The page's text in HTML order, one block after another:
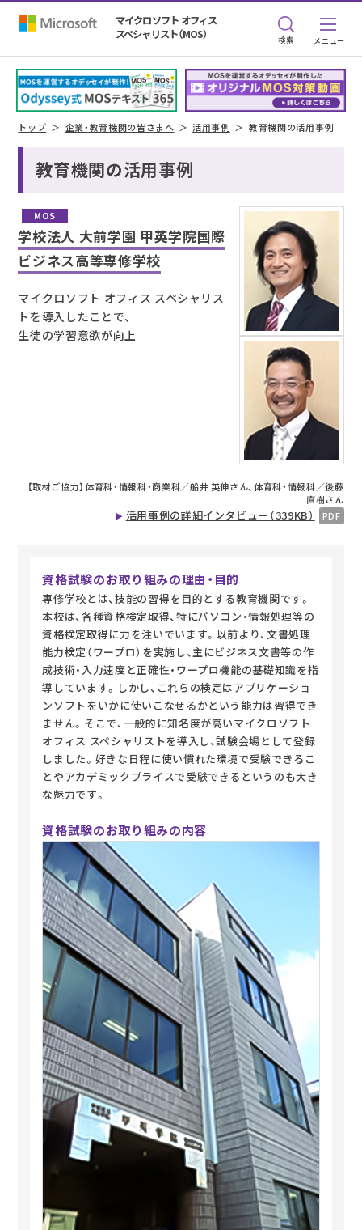
マイクロソフト オフィス
スペシャリスト（MOS）
検索
トップ 企業・教育機関の皆さまへ 活用事例 教育機関の活用事例
教育機関の活用事例
MOS
学校法人 大前学園 甲英学院国際
ビジネス高等専修学校
マイクロソフト オフィス スペシャリス
トを導入したことで、
生徒の学習意欲が向上
【取材ご協力】体育科・情報科・商業科／船井 英伸さん、体育科・情報科／後藤
直樹さん
活用事例の詳細インタビュー（339KB）
資格試験のお取り組みの理由・目的
専修学校とは、技能の習得を目的とする教育機関です。
本校は、各種資格検定取得、特にパソコン・情報処理等の
資格検定取得に力を注いでいます。以前より、文書処理
能力検定（ワープロ）を実施し、主にビジネス文書等の作
成技術・入力速度と正確性・ワープロ機能の基礎知識を指
導しています。しかし、これらの検定はアプリケーショ
ンソフトをいかに使いこなせるかという能力は習得でき
ません。そこで、一般的に知名度が高いマイクロソフト
オフィス スペシャリストを導入し、試験会場として登録
しました。好きな日程に使い慣れた環境で受験できるこ
とやアカデミックプライスで受験できるというのも大き
な魅力です。
資格試験のお取り組みの内容